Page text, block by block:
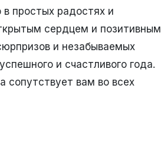
простых радостях и
сердцем и позитивным
и незабываемых
и счастливого года.
сопутствует вам во всех